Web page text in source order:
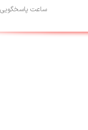
ساعت پاسخگویی در واتساپ